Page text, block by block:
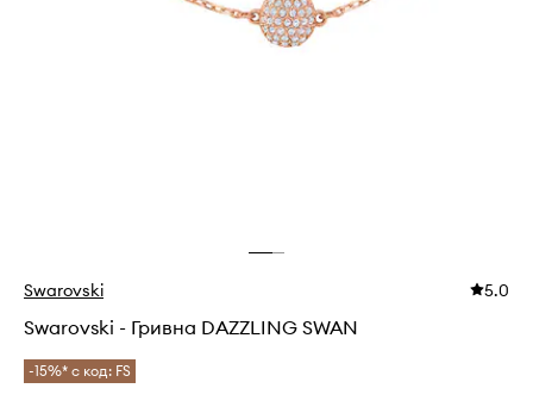
Swarovski 5.0
Swarovski - Гривна DAZZLING SWAN
-15%* с код: FS